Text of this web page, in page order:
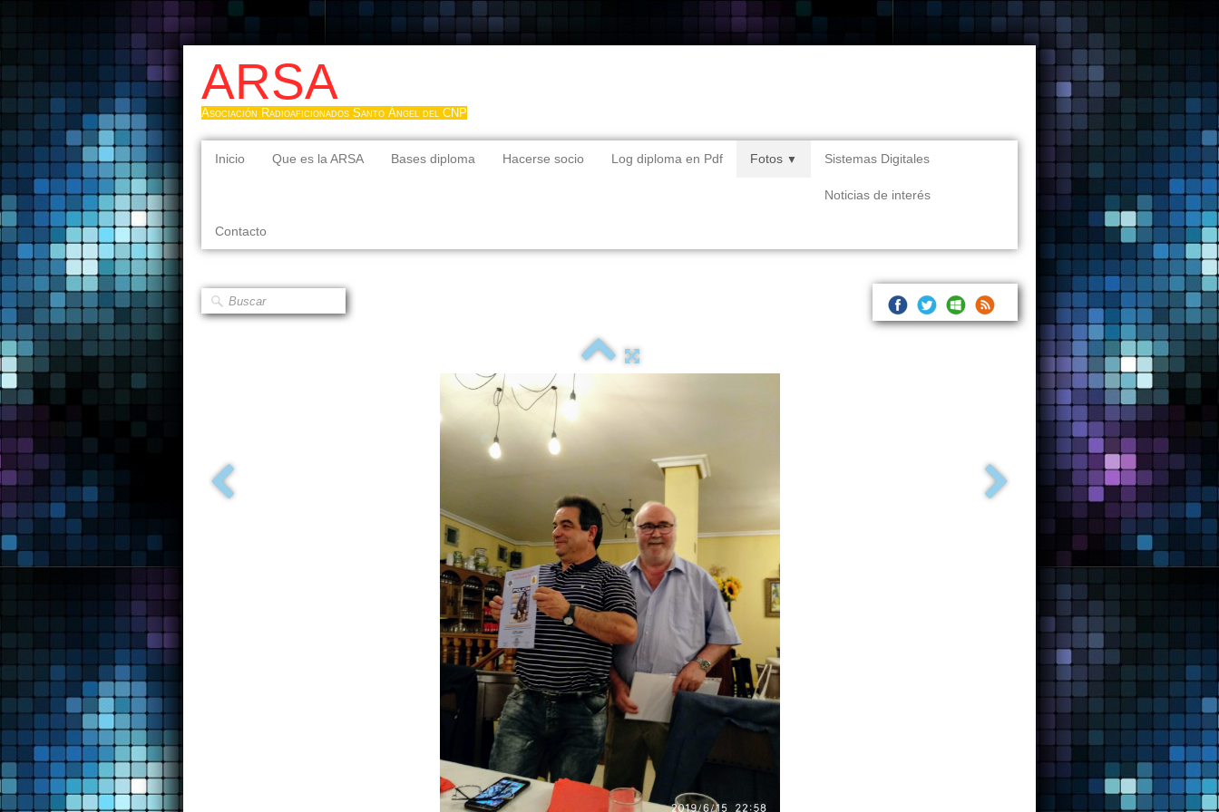
ARSA
Asociación Radioaficionados Santo Ángel del CNP
Inicio Que es la ARSA Bases diploma Hacerse socio Log diploma en Pdf Fotos ▼ Sistemas Digitales
Noticias de interés
Contacto